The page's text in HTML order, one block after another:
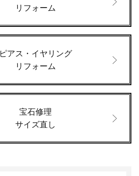
リフォーム
ピアス・イヤリング
リフォーム
宝石修理
サイズ直し